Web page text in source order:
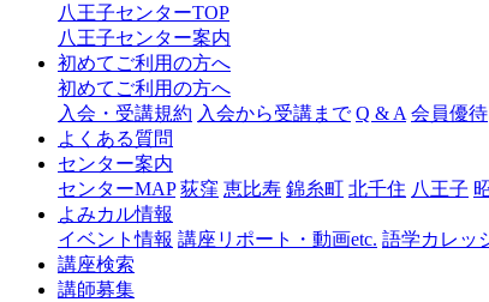
ャ
八
王
八王子センターTOP
八王子センター案内
初めてご利用の方へ
初めてご利用の方へ
入会・受講規約 入会から受講まで Q & A 会員優待
よくある質問
センター案内
センターMAP 荻窪 恵比寿 錦糸町 北千住 八王子
よみカル情報
イベント情報 講座リポート・動画etc. 語学カレッ
講座検索
講師募集